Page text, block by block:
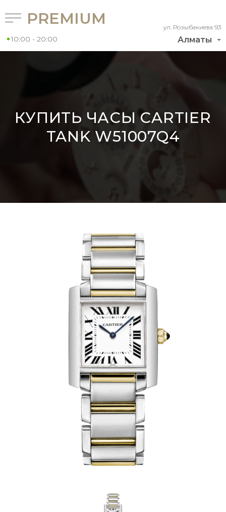
Алматы
ул. Розыбакиева 93
PREMIUM
10:00 - 20:00
КУПИТЬ ЧАСЫ CARTIER
TANK W51007Q4